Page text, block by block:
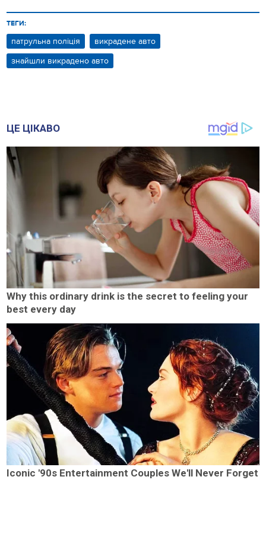
ТЕГИ:
патрульна поліція
викрадене авто
знайшли викрадено авто
ЦЕ ЦІКАВО
Why this ordinary drink is the secret to feeling your
best every day
Iconic '90s Entertainment Couples We'll Never Forget